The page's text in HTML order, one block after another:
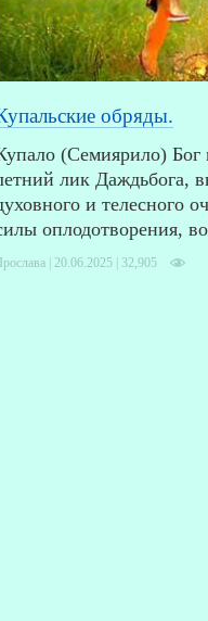
обряды.
(Семиярило)
лик Даждьбога,
и телесного
оплодотворения,
| 20.06.2025 | 32,905